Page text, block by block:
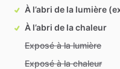
À l’abri de la lumière
À l’abri de la chaleur
Exposé à la lumière
Exposé à la chaleur